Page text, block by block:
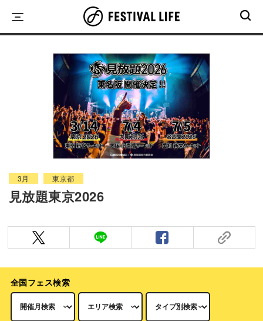
content
3月 東京都
見放題東京2026
全国フェス検索